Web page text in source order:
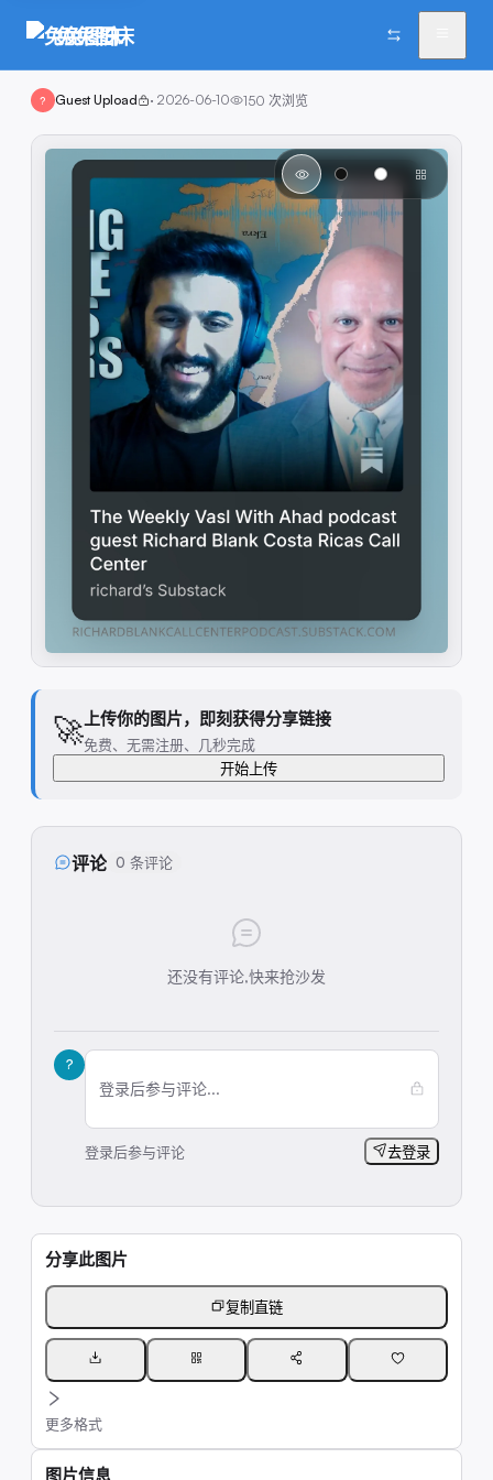
兔兔图床
? Guest Upload · 2026-06-10 150 次浏览
🚀 上传你的图片，即刻获得分享链接
免费、无需注册、几秒完成
开始上传
评论 0 条评论
还没有评论,快来抢沙发
?
登录后参与评论...
登录后参与评论 去登录
分享此图片
复制直链
更多格式
图片信息